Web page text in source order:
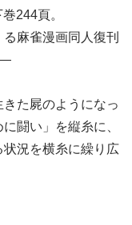
244頁。
麻雀漫画同人復刊
た屍のようになっ
闘い」を縦糸に、
況を横糸に繰り広